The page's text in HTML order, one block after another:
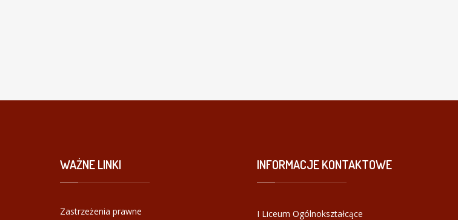
WAŻNELINKI
Zastrzeżenia prawne
INFORMACJEKONTAKTOWE
I Liceum Ogólnokształcące